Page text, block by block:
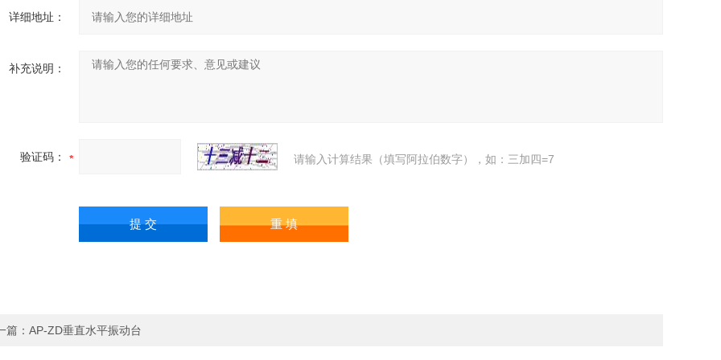
详细地址：
补充说明：
验证码： 请输入计算结果（填写阿拉伯数字），如：三加四=7
篇： AP-ZD垂直水平振动台